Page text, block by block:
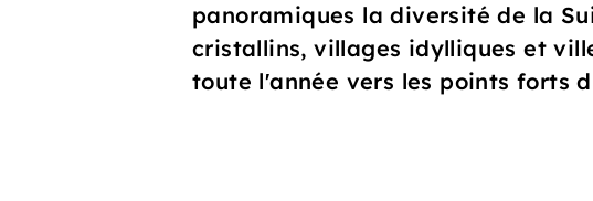
panoramiques la diversité de la
cristallins, villages idylliques et
toute l'année vers les points forts